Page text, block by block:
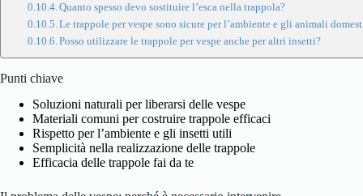
Quanto spesso devo sostituire l’esca nella trappola?
Le trappole per vespe sono sicure per l’ambiente e gli animali
Posso utilizzare le trappole per vespe anche per altri insetti?
Punti chiave
Soluzioni naturali per liberarsi delle vespe
Materiali comuni per costruire trappole efficaci
Rispetto per l’ambiente e gli insetti utili
Semplicità nella realizzazione delle trappole
Efficacia delle trappole fai da te